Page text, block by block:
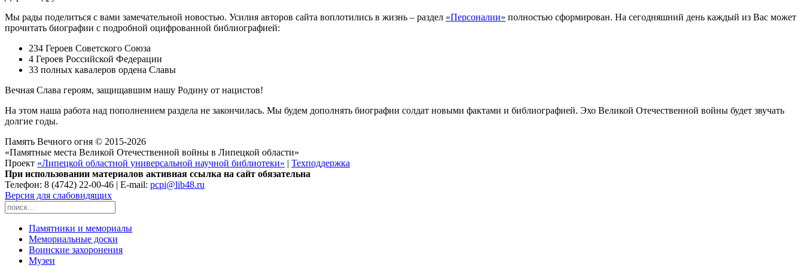
Мы рады поделиться с вами замечательной новостью. Усилия авторов сайта воплотились в жизнь – раздел «Персоналии» полностью сформирован. На сегодняшний день каждый из Вас может
прочитать биографии с подробной оцифрованной библиографией:
234 Героев Советского Союза
4 Героев Российской Федерации
33 полных кавалеров ордена Славы
Вечная Слава героям, защищавшим нашу Родину от нацистов!
На этом наша работа над пополнением раздела не закончилась. Мы будем дополнять биографии солдат новыми фактами и библиографией. Эхо Великой Отечественной войны будет звучать
долгие годы.
Память Вечного огня © 2015-2026
«Памятные места Великой Отечественной войны в Липецкой области»
Проект «Липецкой областной универсальной научной библиотеки» | Техподдержка
При использовании материалов активная ссылка на сайт обязательна
Телефон: 8 (4742) 22-00-46 | E-mail: pcpi@lib48.ru
Версия для слабовидящих
Памятники и мемориалы
Мемориальные доски
Воинские захоронения
Музеи